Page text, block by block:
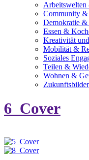
Community
Demokratie
Essen &
Kreativität
Mobilität &
Soziales
Teilen &
Wohnen &
Zukunftsbilder
6_Cover